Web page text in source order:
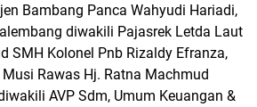
Bambang Panca Wahyudi Hariadi,
diwakili Pajasrek Letda Laut
SMH Kolonel Pnb Rizaldy Efranza,
Musi Rawas Hj. Ratna Machmud
AVP Sdm, Umum Keuangan &